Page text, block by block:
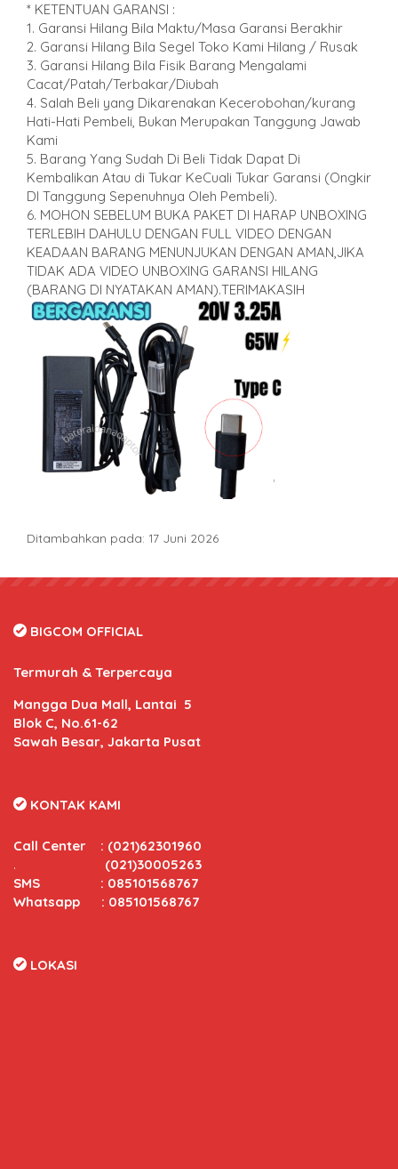
* KETENTUAN GARANSI :
1. Garansi Hilang Bila Maktu/Masa Garansi Berakhir
2. Garansi Hilang Bila Segel Toko Kami Hilang / Rusak
3. Garansi Hilang Bila Fisik Barang Mengalami
Cacat/Patah/Terbakar/Diubah
4. Salah Beli yang Dikarenakan Kecerobohan/kurang
Hati-Hati Pembeli, Bukan Merupakan Tanggung Jawab
Kami
5. Barang Yang Sudah Di Beli Tidak Dapat Di
Kembalikan Atau di Tukar KeCuali Tukar Garansi (Ongkir
DI Tanggung Sepenuhnya Oleh Pembeli).
6. MOHON SEBELUM BUKA PAKET DI HARAP UNBOXING
TERLEBIH DAHULU DENGAN FULL VIDEO DENGAN
KEADAAN BARANG MENUNJUKAN DENGAN AMAN,JIKA
TIDAK ADA VIDEO UNBOXING GARANSI HILANG
(BARANG DI NYATAKAN AMAN).TERIMAKASIH
Ditambahkan pada: 17 Juni 2026
BIGCOM OFFICIAL
Termurah & Terpercaya
Mangga Dua Mall, Lantai 5
Blok C, No.61-62
Sawah Besar, Jakarta Pusat
KONTAK KAMI
Call Center : (021)62301960
. (021)30005263
SMS : 085101568767
Whatsapp : 085101568767
LOKASI